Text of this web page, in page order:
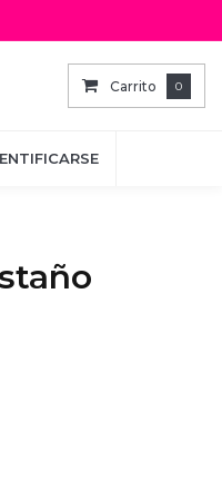
Carrito 0
Carrito 0